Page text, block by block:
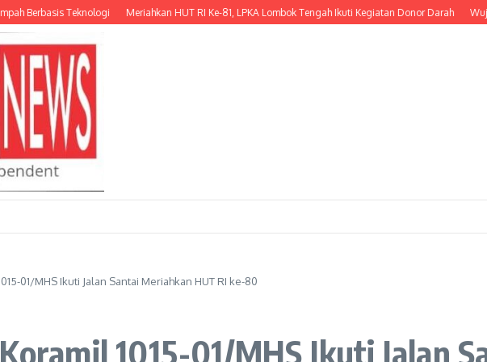
Teknologi Meriahkan HUT RI Ke-81, LPKA Lombok Tengah Ikuti Kegiatan Donor Darah Wujud
01/MHS Ikuti Jalan Santai Meriahkan HUT RI ke-80
1015-01/MHS Ikuti Jalan